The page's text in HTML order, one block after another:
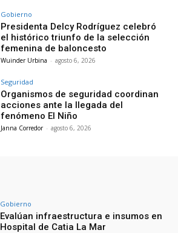
Gobierno
Presidenta Delcy Rodríguez celebró
el histórico triunfo de la selección
femenina de baloncesto
Wuinder Urbina - agosto 6, 2026
Seguridad
Organismos de seguridad coordinan
acciones ante la llegada del
fenómeno El Niño
Janna Corredor - agosto 6, 2026
Gobierno
Evalúan infraestructura e insumos en
Hospital de Catia La Mar